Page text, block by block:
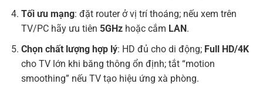
Tối ưu mạng: đặt router ở vị trí thoáng; nếu xem trên
TV/PC hãy ưu tiên 5GHzhoặc cắm LAN.
Chọn chất lượng hợp lý: HD đủ cho di động; Full HD/4K
cho TV lớn khi băng thông ổn định; tắt “motion
smoothing” nếu TV tạo hiệu ứng xà phòng.